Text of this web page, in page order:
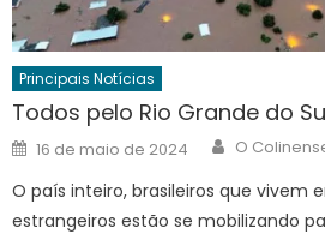
Principais Notícias
Todos pelo Rio Grande do
Posted
on
16 de maio de 2024 Author
O
O país inteiro, brasileiros que vivem
estrangeiros estão se mobilizando